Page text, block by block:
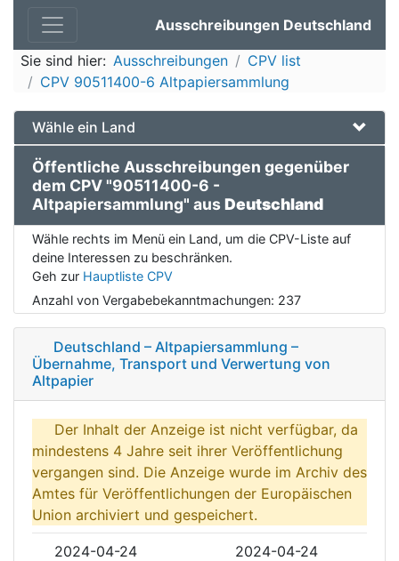
Ausschreibungen Deutschland
Sie sind hier: Ausschreibungen
CPV list
CPV 90511400-6 Altpapiersammlung
Wähle ein Land
Öffentliche Ausschreibungen gegenüber
dem CPV "90511400-6 -
Altpapiersammlung" ausDeutschland
Wähle rechts im Menü ein Land, um die CPV-Liste auf
deine Interessen zu beschränken.
Geh zur Hauptliste CPV
Anzahl von Vergabebekanntmachungen: 237
Deutschland – Altpapiersammlung –
Übernahme, Transport und Verwertung von
Altpapier
Der Inhalt der Anzeige ist nicht verfügbar, da
mindestens 4 Jahre seit ihrer Veröffentlichung
vergangen sind. Die Anzeige wurde im Archiv des
Amtes für Veröffentlichungen der Europäischen
Union archiviert und gespeichert.
2024-04-24
2024-04-24